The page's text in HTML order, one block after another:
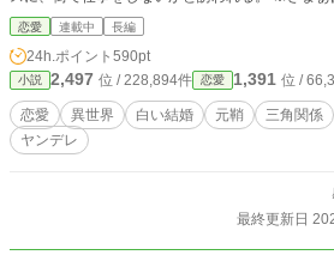
鞘です。 ※勘違いさせるような文章は出てきます
し、指一本すら触れられてません。
恋愛 連載中 長編
24h.ポイント 590pt
小説 2,497 位 / 228,894件 恋愛 1,391 位 /
恋愛 異世界 白い結婚 元鞘 三角関係
ヤンデレ
最終更新日